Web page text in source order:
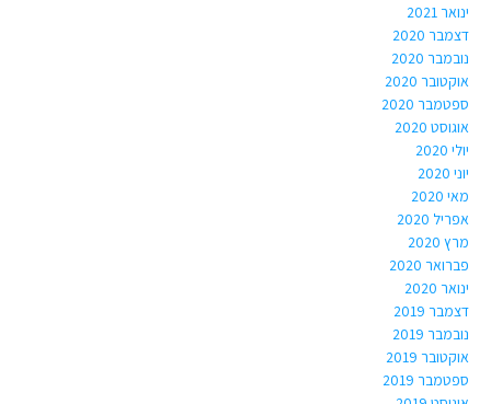
ינואר 2021
דצמבר 2020
נובמבר 2020
אוקטובר 2020
ספטמבר 2020
אוגוסט 2020
יולי 2020
יוני 2020
מאי 2020
אפריל 2020
מרץ 2020
פברואר 2020
ינואר 2020
דצמבר 2019
נובמבר 2019
אוקטובר 2019
ספטמבר 2019